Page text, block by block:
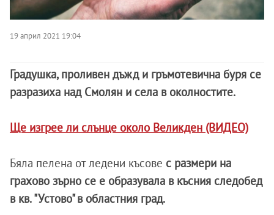
19 април 2021 19:04
Градушка, проливен дъжд и гръмотевична буря се
разразиха над Смолян и села в околностите.
Ще изгрее ли слънце около Великден (ВИДЕО)
Бяла пелена от ледени късове с размери на
грахово зърно се е образувала в късния следобед
в кв. "Устово" в областния град.